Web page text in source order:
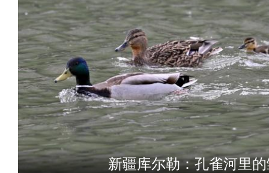
【非遗之美】纤维艺术毛皮
新疆库尔勒：孔雀河里